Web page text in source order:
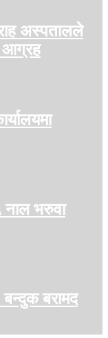
अस्पतालले
आग्रह
नाल भरुवा
बन्दुक बरामद